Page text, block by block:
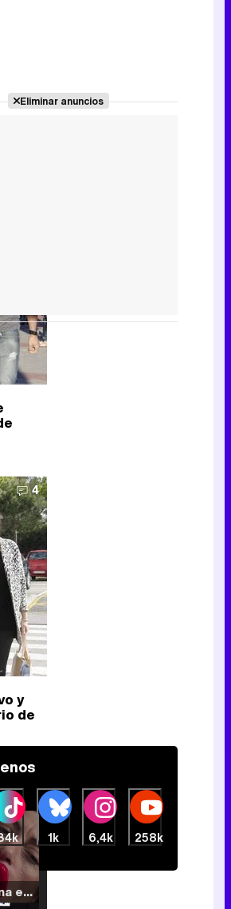
Filmin estrena el tráiler de 'Millennial Mal', su nueva comedia universitaria de la mano de Lorena Iglesias
4
y
de
Eliminar anuncios
1k 6,4k 258k